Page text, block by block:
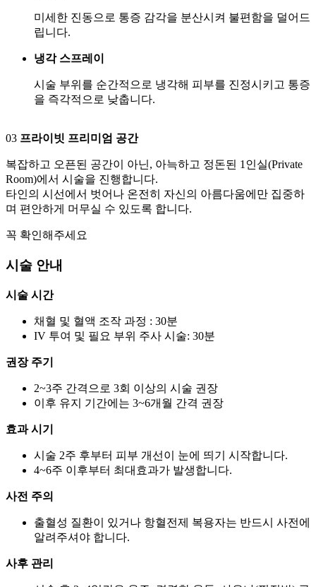
미세한 진동으로 통증 감각을 분산시켜 불편함을 덜어드
립니다.
냉각 스프레이
시술 부위를 순간적으로 냉각해 피부를 진정시키고 통증
을 즉각적으로 낮춥니다.
03 프라이빗 프리미엄 공간
복잡하고 오픈된 공간이 아닌, 아늑하고 정돈된 1인실(Private
Room)에서 시술을 진행합니다.
타인의 시선에서 벗어나 온전히 자신의 아름다움에만 집중하
며 편안하게 머무실 수 있도록 합니다.
꼭 확인해주세요
시술 안내
시술 시간
채혈 및 혈액 조작 과정 : 30분
IV 투여 및 필요 부위 주사 시술: 30분
권장 주기
2~3주 간격으로 3회 이상의 시술 권장
이후 유지 기간에는 3~6개월 간격 권장
효과 시기
시술 2주 후부터 피부 개선이 눈에 띄기 시작합니다.
4~6주 이후부터 최대효과가 발생합니다.
사전 주의
출혈성 질환이 있거나 항혈전제 복용자는 반드시 사전에
알려주셔야 합니다.
사후 관리